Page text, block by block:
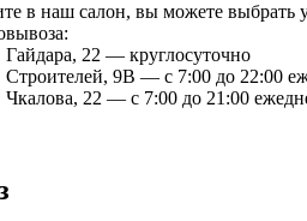
в наш салон, вы можете
Гайдара, 22 — круглосуточно
Строителей, 9В — с 7:00 до 22:00
Чкалова, 22 — с 7:00 до 21:00